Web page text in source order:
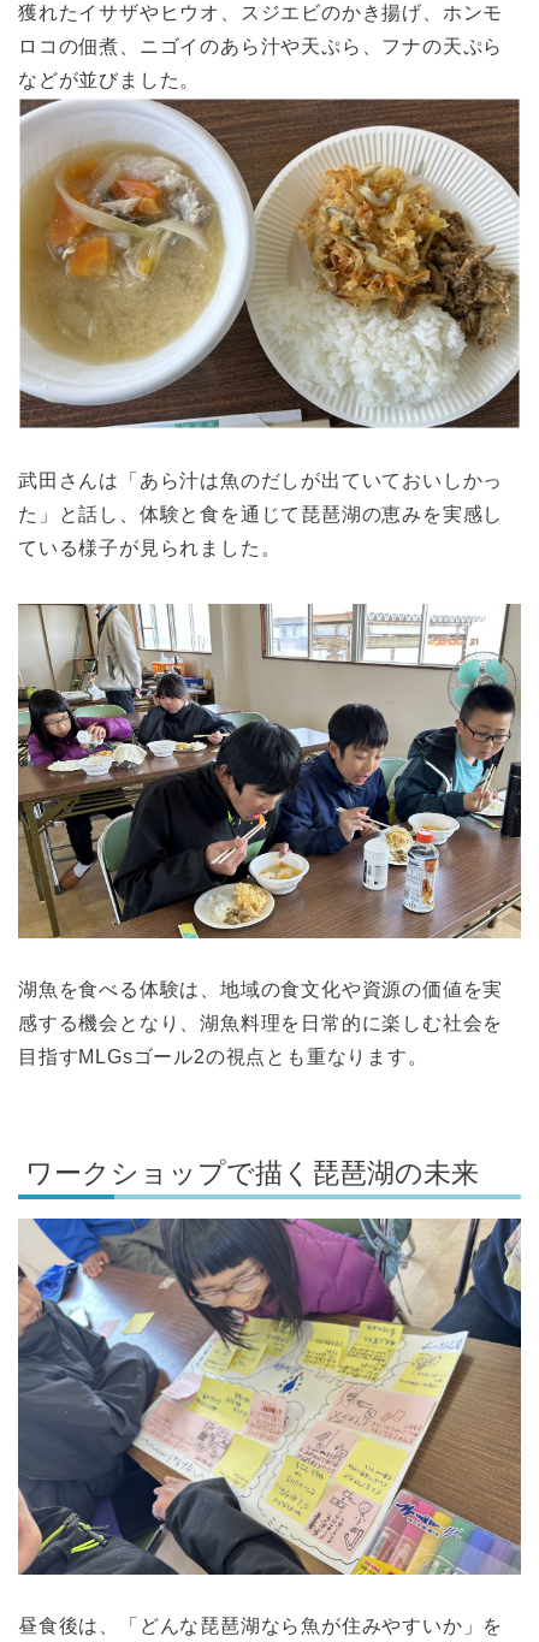
獲れたイサザやヒウオ、スジエビのかき揚げ、ホンモ
ロコの佃煮、ニゴイのあら汁や天ぷら、フナの天ぷら
などが並びました。
武田さんは「あら汁は魚のだしが出ていておいしかっ
た」と話し、体験と食を通じて琵琶湖の恵みを実感し
ている様子が見られました。
湖魚を食べる体験は、地域の食文化や資源の価値を実
感する機会となり、湖魚料理を日常的に楽しむ社会を
目指すMLGsゴール2の視点とも重なります。
ワークショップで描く琵琶湖の未来
昼食後は、「どんな琵琶湖なら魚が住みやすいか」を